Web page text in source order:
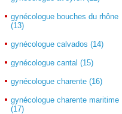
gynécologue bouches du rhône
(13)
gynécologue calvados (14)
gynécologue cantal (15)
gynécologue charente (16)
gynécologue charente maritime
(17)